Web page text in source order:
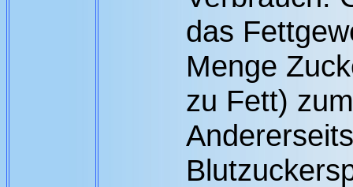
das
Menge
zu Fett)